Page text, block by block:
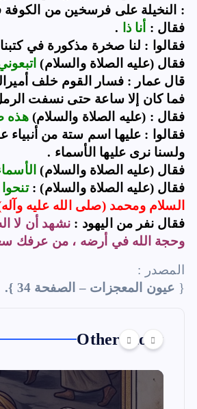
: النخيلة على فرسخين من الكوفة
فقال : أنا ذا
.
فقالوا : لنا صخرة مذكورة في
فقال (عليه الصلاة والسلام)
قال عمار : فسار القوم خلف
فما كان إلا ساعة حتى نسفت
فقال : (عليه الصلاة والسلام)هذه
فقالوا : عليها اسم ستة من أنبياء
ولسنا نرى عليها الأسماء .
فقال (عليه الصلاة والسلام)
فقال (عليه الصلاة والسلام) :
السلامومحمد (صلى الله عليه
فقال نفر من اليهود : نشهد أن لا
وحجة الله في أرضه ، من عرفك
المصدر :
{ عيون المعجزات – الصفحة 34 }.
Other Story